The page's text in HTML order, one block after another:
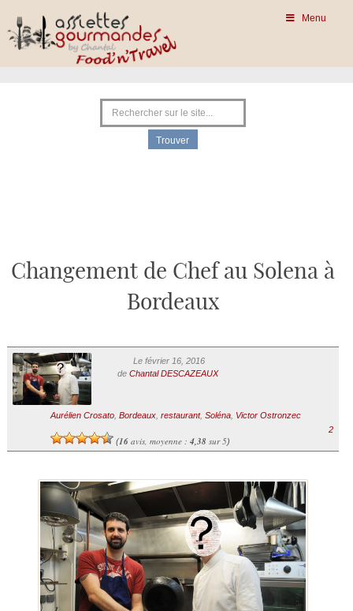
Menu
Changement de Chef au Solena à
Bordeaux
Le février 16, 2016
de Chantal DESCAZEAUX
Aurélien Crosato, Bordeaux, restaurant, Soléna, Victor Ostronzec
(16avis, moyenne : 4,38 sur 5)
2